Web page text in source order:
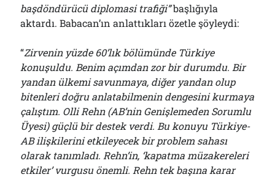
başdöndürücü diplomasi trafiği”başlığıyla
aktardı. Babacan’ın anlattıkları özetle şöyleydi:
“Zirvenin yüzde 60’lık bölümünde Türkiye
konuşuldu. Benim açımdan zor bir durumdu. Bir
yandan ülkemi savunmaya, diğer yandan olup
bitenleri doğru anlatabilmenin dengesini kurmaya
çalıştım. Olli Rehn (AB’nin Genişlemeden Sorumlu
Üyesi) güçlü bir destek verdi. Bu konuyu Türkiye-
AB ilişkilerini etkileyecek bir problem sahası
olarak tanımladı. Rehn’in, ‘kapatma müzakereleri
etkiler’ vurgusu önemli. Rehn tek başına karar